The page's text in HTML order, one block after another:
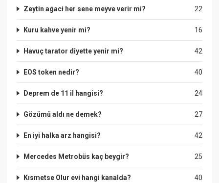
22
Zeytin agaci her sene meyve verir mi?
16
Kuru kahve yenir mi?
42
Havuç tarator diyette yenir mi?
40
EOS token nedir?
24
Deprem de 11 il hangisi?
27
Gözümü aldı ne demek?
42
En iyi halka arz hangisi?
25
Mercedes Metrobüs kaç beygir?
40
Kısmetse Olur evi hangi kanalda?